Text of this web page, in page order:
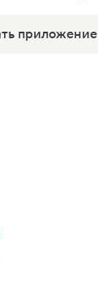
приложение